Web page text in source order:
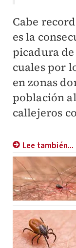
Cabe
es la
picadura
cuales por
en zonas
población
callejeros
Lee también...